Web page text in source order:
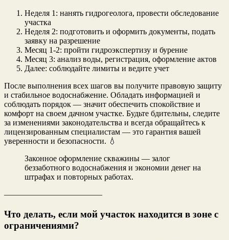
Неделя 1: нанять гидрогеолога, провести обследование
участка
Неделя 2: подготовить и оформить документы, подать
заявку на разрешение
Месяц 1-2: пройти гидроэкспертизу и бурение
Месяц 3: анализ воды, регистрация, оформление актов
Далее: соблюдайте лимиты и ведите учет
После выполнения всех шагов вы получите правовую защиту
и стабильное водоснабжение. Обладать информацией и
соблюдать порядок — значит обеспечить спокойствие и
комфорт на своем дачном участке. Будьте бдительны, следите
за изменениями законодательства и всегда обращайтесь к
лицензированным специалистам — это гарантия вашей
уверенности и безопасности. 💧
Законное оформление скважины — залог
беззаботного водоснабжения и экономии денег на
штрафах и повторных работах.
————————————
Что делать, если мой участок находится в зоне с
ограничениями?